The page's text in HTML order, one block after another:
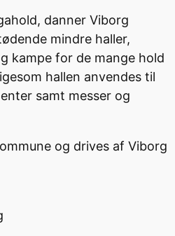
danner Viborg
mindre haller,
kampe for de mange hold
hallen anvendes til
samt messer og
og drives af Viborg